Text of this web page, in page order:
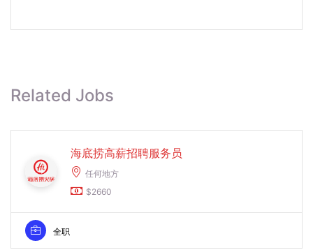
Related Jobs
海底捞高薪招聘服务员
任何地方
$2660
全职